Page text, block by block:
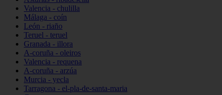
Valencia - chulilla
Málaga - coín
León - riaño
Teruel - teruel
Granada - illora
A-coruña - oleiros
Valencia - requena
A-coruña - arzúa
Murcia - yecla
Tarragona - el-pla-de-santa-maria